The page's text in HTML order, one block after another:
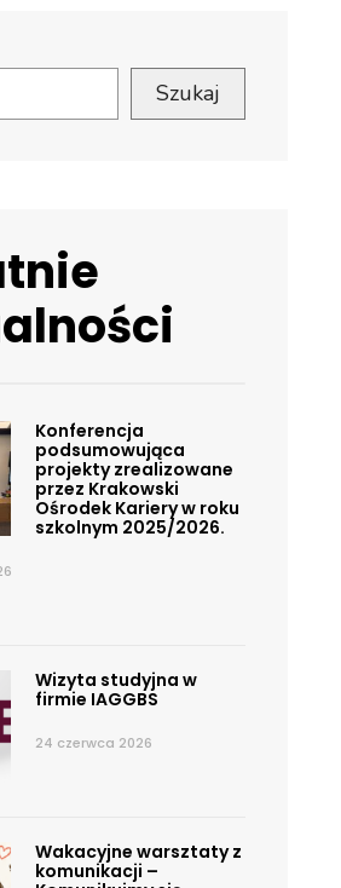
Szukaj
Konferencja
podsumowująca
projekty zrealizowane
przez Krakowski
Ośrodek Kariery w roku
szkolnym 2025/2026.
Wizyta studyjna w
firmie IAGGBS
24 czerwca 2026
Wakacyjne warsztaty z
komunikacji –